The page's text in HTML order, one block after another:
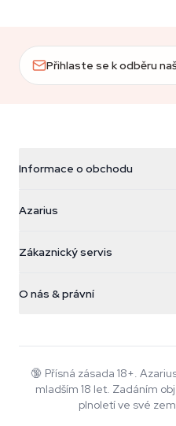
Přihlaste se k odběru
Informace o obchodu
Galvaniweg 11
Nederland
+31(0)204897914
Azarius
Kouzelné houby
Smokeshop
Zákaznický servis
Pravidla vrácení
Časté dotazy
Zásady ochrany osobních
O nás & právní
Wiki
Blog
Autoři
🔞 Přísná zásada 18+.
mladším 18 let. Zadáním
plnoletí ve své